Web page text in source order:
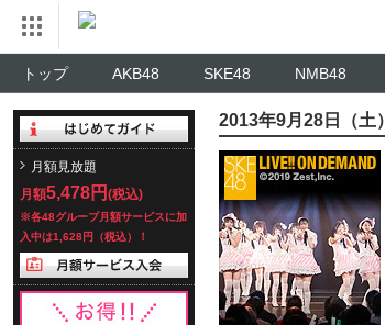
トップ AKB48 SKE48 NMB48
月額見放題
月額5,478円 (税込)
※各48グループ月額サービスに加
入中は1,628円（税込）！
2013年9月28日（土